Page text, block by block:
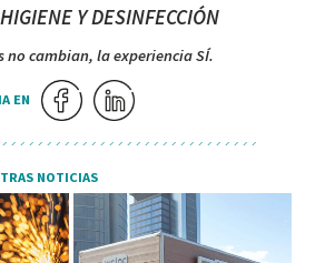
Y DESINFECCIÓN
no cambian, la experiencia SÍ.
EN
NOTICIAS